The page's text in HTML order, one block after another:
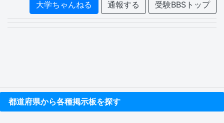
大学ちゃんねる 通報する 受験BBSトップ
都道府県から各種掲示板を探す